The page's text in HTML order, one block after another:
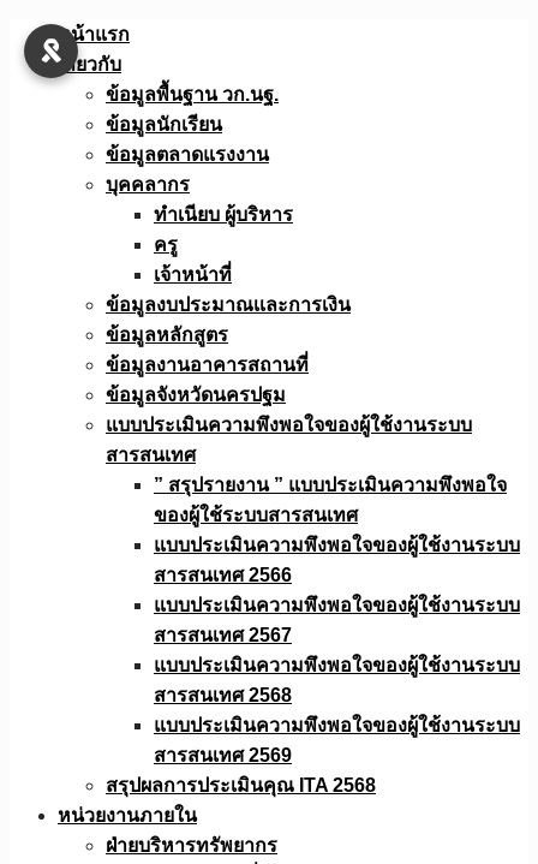
Skip
หน้าแรก
เกี่ยวกับ
ข้อมูลพื้นฐาน วก.นฐ.
ข้อมูลนักเรียน
ข้อมูลตลาดแรงงาน
บุคคลากร
ทำเนียบ ผู้บริหาร
ครู
เจ้าหน้าที่
ข้อมูลงบประมาณเเละการเงิน
ข้อมูลหลักสูตร
ข้อมูลงานอาคารสถานที่
ข้อมูลจังหวัดนครปฐม
แบบประเมินความพึงพอใจของผู้ใช้งานระบบ
สารสนเทศ
” สรุปรายงาน ” แบบประเมินความพึงพอใจ
ของผู้ใช้ระบบสารสนเทศ
แบบประเมินความพึงพอใจของผู้ใช้งานระบบ
สารสนเทศ 2566
แบบประเมินความพึงพอใจของผู้ใช้งานระบบ
สารสนเทศ 2567
แบบประเมินความพึงพอใจของผู้ใช้งานระบบ
สารสนเทศ 2568
แบบประเมินความพึงพอใจของผู้ใช้งานระบบ
สารสนเทศ 2569
สรุปผลการประเมินคุณ ITA 2568
หน่วยงานภายใน
ฝ่ายบริหารทรัพยากร